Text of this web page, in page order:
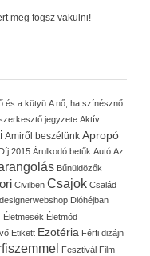
meg fogsz vakulni!
és a kütyü A nő, ha színésznő
jegyzete Aktív
Amiről beszélünk Apropó
2015 Árulkodó betűk Autó Az
Bűnüldözők
Civilben Csajok Család
designerwebshop Dióhéjban
Életmesék Életmód
Etikett Ezotéria Férfi dizájn
Fesztivál Film